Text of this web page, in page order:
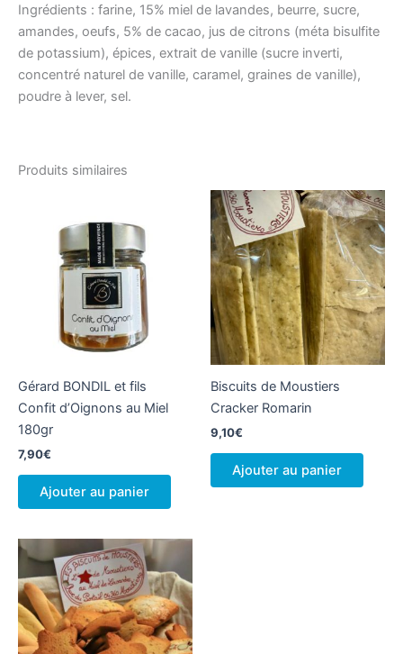
Ingrédients : farine, 15% miel de lavandes, beurre, sucre,
amandes, oeufs, 5% de cacao, jus de citrons (méta bisulfite
de potassium), épices, extrait de vanille (sucre inverti,
concentré naturel de vanille, caramel, graines de vanille),
poudre à lever, sel.
Produits similaires
Gérard BONDIL et fils
Confit d’Oignons au Miel
180gr
7,90€
Ajouter au panier
Biscuits de Moustiers
Cracker Romarin
9,10€
Ajouter au panier